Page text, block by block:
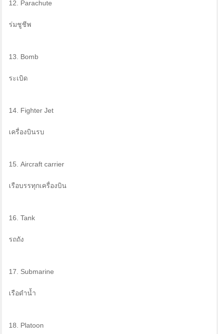
12. Parachute
ร่มชูชีพ
13. Bomb
ระเบิด
14. Fighter Jet
เครื่องบินรบ
15. Aircraft carrier
เรือบรรทุกเครื่องบิน
16. Tank
รถถัง
17. Submarine
เรือดำน้ำ
18. Platoon